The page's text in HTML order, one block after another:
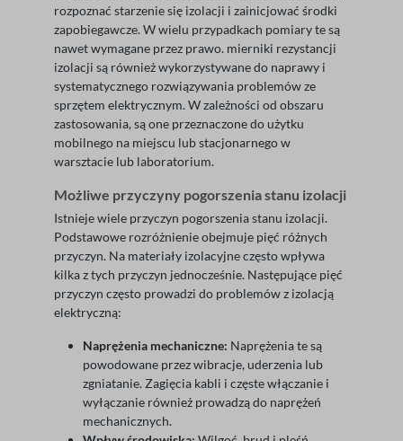
rozpoznać starzenie się izolacji i zainicjować środki
zapobiegawcze. W wielu przypadkach pomiary te są
nawet wymagane przez prawo. mierniki rezystancji
izolacji są również wykorzystywane do naprawy i
systematycznego rozwiązywania problemów ze
sprzętem elektrycznym. W zależności od obszaru
zastosowania, są one przeznaczone do użytku
mobilnego na miejscu lub stacjonarnego w
warsztacie lub laboratorium.
Możliwe przyczyny pogorszenia stanu izolacji
Istnieje wiele przyczyn pogorszenia stanu izolacji.
Podstawowe rozróżnienie obejmuje pięć różnych
przyczyn. Na materiały izolacyjne często wpływa
kilka z tych przyczyn jednocześnie. Następujące pięć
przyczyn często prowadzi do problemów z izolacją
elektryczną:
Naprężenia mechaniczne: Naprężenia te są
powodowane przez wibracje, uderzenia lub
zgniatanie. Zagięcia kabli i częste włączanie i
wyłączanie również prowadzą do naprężeń
mechanicznych.